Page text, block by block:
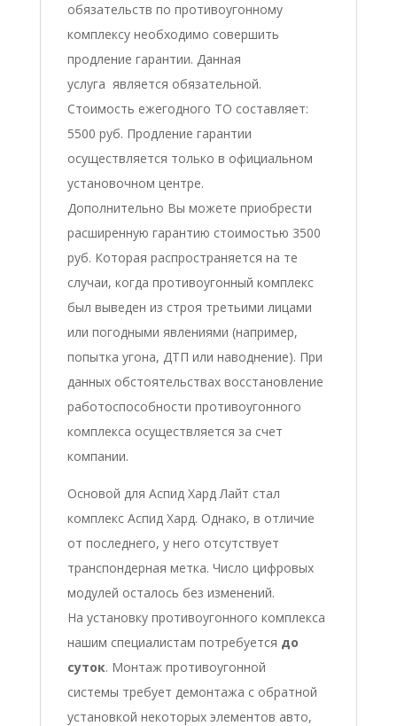
обязательств по противоугонному
комплексу необходимо совершить
продление гарантии. Данная
услуга является обязательной.
Стоимость ежегодного ТО составляет:
5500 руб. Продление гарантии
осуществляется только в официальном
установочном центре.
Дополнительно Вы можете приобрести
расширенную гарантию стоимостью 3500
руб. Которая распространяется на те
случаи, когда противоугонный комплекс
был выведен из строя третьими лицами
или погодными явлениями (например,
попытка угона, ДТП или наводнение). При
данных обстоятельствах восстановление
работоспособности противоугонного
комплекса осуществляется за счет
компании.
Основой для Аспид Хард Лайт стал
комплекс Аспид Хард. Однако, в отличие
от последнего, у него отсутствует
транспондерная метка. Число цифровых
модулей осталось без изменений.
На установку противоугонного комплекса
нашим специалистам потребуется до
суток. Монтаж противоугонной
системы требует демонтажа с обратной
установкой некоторых элементов авто,